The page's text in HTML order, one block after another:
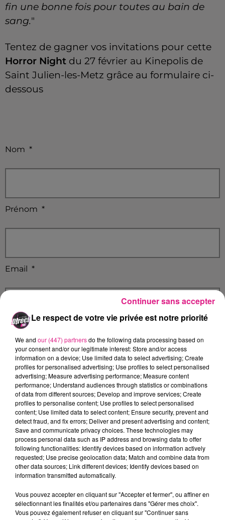
fin une bonne fois pour toutes au bain de
sang."
Tentez de gagner vos invitations pour cette
Horror Night du 27 février au Kinepolis de
Saint Julien-les-Metz grâce au formulaire ci-
dessous
Nom *
Prénom *
Email *
Ville*
Téléphone*
Participer au jeu
Le respect de votre vie privée est notre priorité
We and our (447) partnersdo the following data processing based on
your consent and/or our legitimate interest: Store and/or access
information on a device; Use limited data to select advertising; Create
profiles for personalised advertising; Use profiles to select personalised
advertising; Measure advertising performance; Measure content
performance; Understand audiences through statistics or combinations
of data from different sources; Develop and improve services; Create
profiles to personalise content; Use profiles to select personalised
content; Use limited data to select content; Ensure security, prevent and
detect fraud, and fix errors; Deliver and present advertising and content;
Save and communicate privacy choices. These technologies may
process personal data such as IP address and browsing data to offer
following functionalities: Identify devices based on information actively
requested; Use precise geolocation data; Match and combine data from
other data sources; Link different devices; Identify devices based on
information transmitted automatically.
Vous pouvez accepter en cliquant sur "Accepter et fermer", ou affiner en
sélectionnant les finalités et/ou partenaires dans "Gérer mes choix".
Vous pouvez également refuser en cliquant sur "Continuer sans
Continuer sans accepter